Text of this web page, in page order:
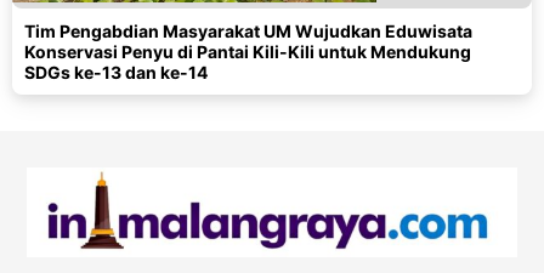
Tim Pengabdian Masyarakat UM Wujudkan Eduwisata
Konservasi Penyu di Pantai Kili-Kili untuk Mendukung
SDGs ke-13 dan ke-14